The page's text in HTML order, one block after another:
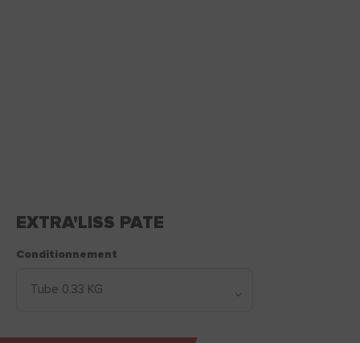
EXTRA'LISS PATE
Conditionnement